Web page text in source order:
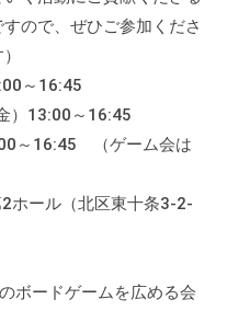
ので、ぜひご参加くださ
）
～16:45
）13:00～16:45
～16:45 （ゲーム会は
ホール（北区東十条3-2-
ボードゲームを広める会